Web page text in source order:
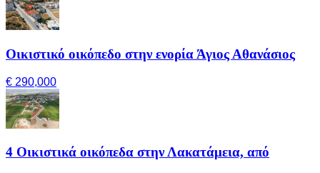
Οικιστικό οικόπεδο στην ενορία Άγιος Αθανάσιος
€ 290,000
4 Οικιστικά οικόπεδα στην Λακατάμεια, από